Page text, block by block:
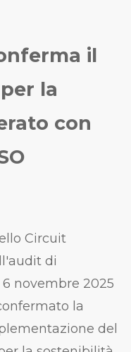
il
la
con
Circuit
di
6 novembre 2025
la
del